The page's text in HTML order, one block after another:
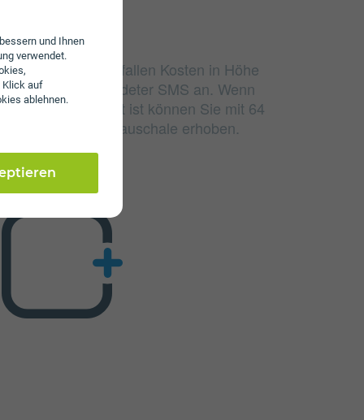
und Ihnen
verwendet.
Klick auf
ablehnen.
Einheiten fallen Kosten in Höhe
4 ct/€ pro versendeter SMS an. Wenn
aufgebraucht ist können Sie mit 64
keine Servicepauschale erhoben.